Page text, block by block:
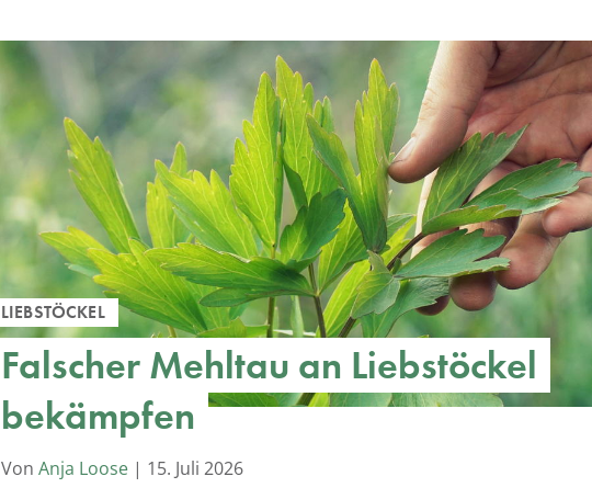
LIEBSTÖCKEL
Falscher Mehltau an Liebstöckel
bekämpfen
Von Anja Loose | 15. Juli 2026